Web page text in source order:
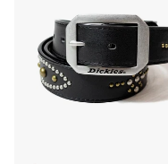
バスト 着丈
M
63 69
71